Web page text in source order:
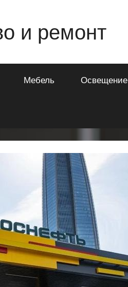
и ремонт
Мебель Освещение